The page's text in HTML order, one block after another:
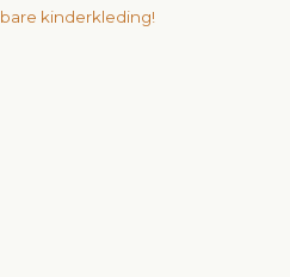
kinderkleding!